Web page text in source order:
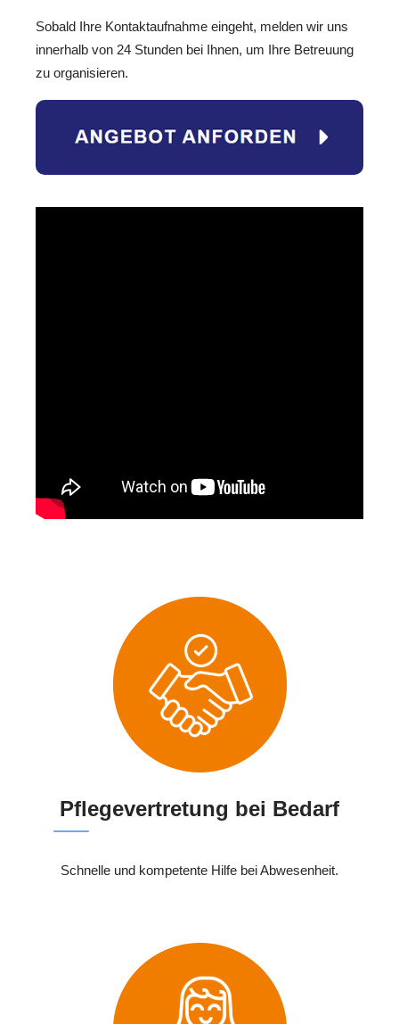
Sobald Ihre Kontaktaufnahme eingeht, melden wir uns
innerhalb von 24 Stunden bei Ihnen, um Ihre Betreuung
zu organisieren.
Pflegevertretung bei Bedarf
Schnelle und kompetente Hilfe bei Abwesenheit.